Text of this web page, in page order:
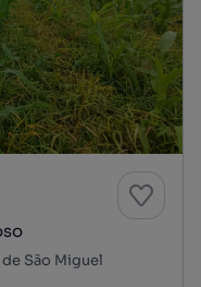
São Miguel